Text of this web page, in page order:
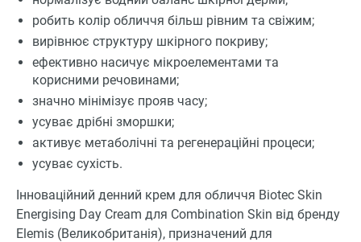
робить колір обличчя більш рівним та свіжим;
вирівнює структуру шкірного покриву;
ефективно насичує мікроелементами та
корисними речовинами;
значно мінімізує прояв часу;
усуває дрібні зморшки;
активує метаболічні та регенераційні процеси;
усуває сухість.
Інноваційний денний крем для обличчя Biotec Skin
Energising Day Cream для Combination Skin від бренду
Elemis (Великобританія), призначений для